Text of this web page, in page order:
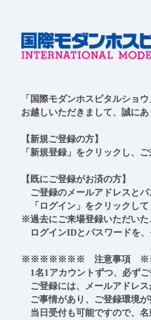
「国際モダンホスピタルショ
お越しいただきまして、誠にあ
【新規ご登録の方】
「新規登録」をクリックし、
【既にご登録がお済の方】
ご登録のメールアドレスとパ
「ログイン」をクリックして
※過去にご来場登録いただいた
ログインIDとパスワードを
※※※※※※※　注意事項
1名1アカウントずつ、必ず
ご登録には、メールアドレス
ご事情があり、ご登録環境が
当日受付も可能ですので、名